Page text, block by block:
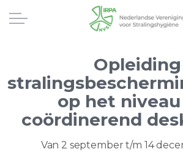
Opleiding
op het
coördinerend
Van 2 september t/m 14